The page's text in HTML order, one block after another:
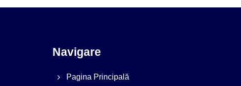
Navigare
Pagina Principală